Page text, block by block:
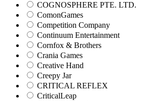
COGNOSPHERE PTE. LTD.
ComonGames
Competition Company
Continuum Entertainment
Cornfox & Brothers
Crania Games
Creative Hand
Creepy Jar
CRITICAL REFLEX
CriticalLeap